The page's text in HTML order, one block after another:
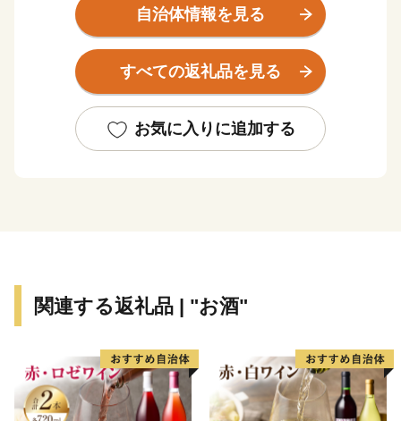
の塔や平和祈念公園をはじめ、各都道府県の慰霊碑が多
数存在するなど平和の尊さと戦争の悲惨さを発信するま
ちで、修学旅行など平和学習の場となっています。
レーや糸満大綱引をはじめ、ウシデーク、棒術、エイサ
ーなどの伝統行事が各字に息づき、また全国でも珍しい
通により、那覇空港との時間距離が15分～20分と短く
業も盛んですが、特に卸売市場を整備し、水産物の国際
的物流拠点を目指しています。
自治体情報を見る
すべての返礼品を見る
お気に入りに追加する
関連する返礼品 | "お酒"